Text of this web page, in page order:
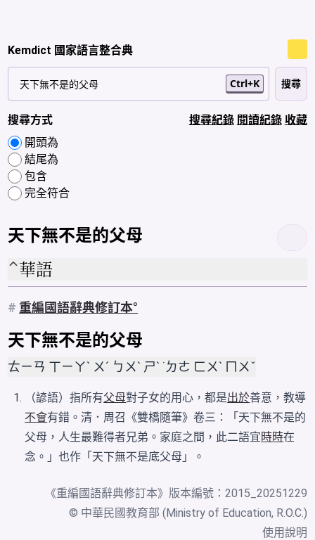
Kemdict 國家語言整合典
Ctrl+K
搜尋方式
開頭為
結尾為
包含
完全符合
搜尋紀錄 閱讀紀錄 收藏
天下無不是的父母
華語
# 重編國語辭典修訂本
天下無不是的父母
ㄊㄧㄢ ㄒㄧㄚˋ ㄨˊ ㄅㄨˋ ㄕˋ ˙ㄉㄜ ㄈㄨˋ ㄇㄨˇ
（諺語）指所有父母對子女的用心，都是出於善意，教導
不會有錯。清．周召《雙橋隨筆》卷三：「天下無不是的
父母，人生最難得者兄弟。家庭之間，此二語宜時時在
念。」也作「天下無不是底父母」。
《重編國語辭典修訂本》版本編號：2015_20251229
© 中華民國教育部 (Ministry of Education, R.O.C.)
使用說明